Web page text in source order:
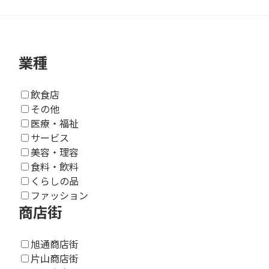
業種
飲食店
その他
医療・福祉
サービス
美容・理容
食料・飲料
くらしの品
ファッション
商店街
旭通商店街
片山商店街